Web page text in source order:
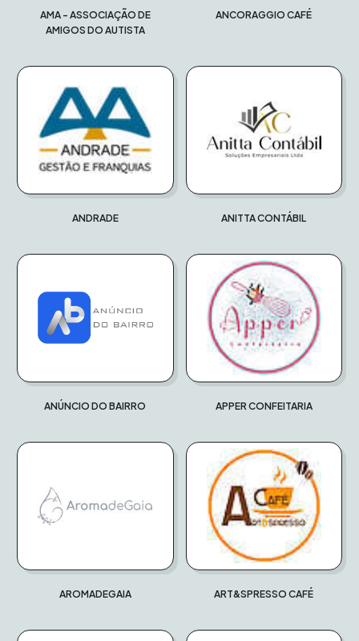
AMA - ASSOCIAÇÃO DE
AMIGOS DO AUTISTA
ANCORAGGIO CAFÉ
ANDRADE ANITTA CONTÁBIL
ANÚNCIO DO BAIRRO APPER CONFEITARIA
AROMADEGAIA ART&SPRESSO CAFÉ